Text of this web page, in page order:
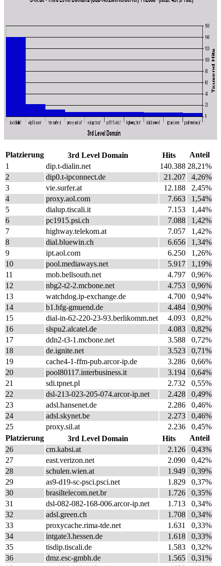
Platzierung 3rd Level Domain Hits
Anteil
1
dip.t-dialin.net 140.388 28,21%
2
dip0.t-ipconnect.de 21.207
4,26%
3
vie.surfer.at 12.188
2,45%
4
proxy.aol.com 7.663
1,54%
5
dialup.tiscali.it 7.153
1,44%
6
pc1915.psi.ch 7.088
1,42%
7
highway.telekom.at 7.057
1,42%
8
dial.bluewin.ch 6.656
1,34%
9
ipt.aol.com 6.250
1,26%
10
pool.mediaways.net 5.917
1,19%
11
mob.bellsouth.net 4.797
0,96%
12
nbg2-t2-2.mcbone.net 4.753
0,96%
13
watchdog.ip-exchange.de 4.700
0,94%
14
b1.hfg-gmuend.de 4.484
0,90%
15
dial-in-62-220-23-93.berlikomm.net 4.093
0,82%
16
slspu2.alcatel.de 4.083
0,82%
17
ddn2-t3-1.mcbone.net 3.588
0,72%
18
de.ignite.net 3.523
0,71%
19
cache4-1-ffm-pub.arcor-ip.de 3.286
0,66%
20
pool80117.interbusiness.it 3.194
0,64%
21
sdi.tpnet.pl 2.732
0,55%
22
dsl-213-023-205-074.arcor-ip.net 2.428
0,49%
23
adsl.hansenet.de 2.286
0,46%
24
adsl.skynet.be 2.273
0,46%
25
proxy.sil.at 2.236
0,45%
Platzierung
3rd Level Domain Hits
Anteil
26
cm.kabsi.at 2.126
0,43%
27
east.verizon.net 2.090
0,42%
28
schulen.wien.at 1.949
0,39%
29
as9-d19-sc-psci.psci.net 1.829
0,37%
30
brasiltelecom.net.br 1.726
0,35%
31
dsl-082-082-168-006.arcor-ip.net 1.713
0,34%
32
adsl.green.ch 1.708
0,34%
33
proxycache.rima-tde.net 1.631
0,33%
34
intgate3.hessen.de 1.618
0,33%
35
tisdip.tiscali.de 1.583
0,32%
36
dmz.esc-gmbh.de 1.565
0,31%